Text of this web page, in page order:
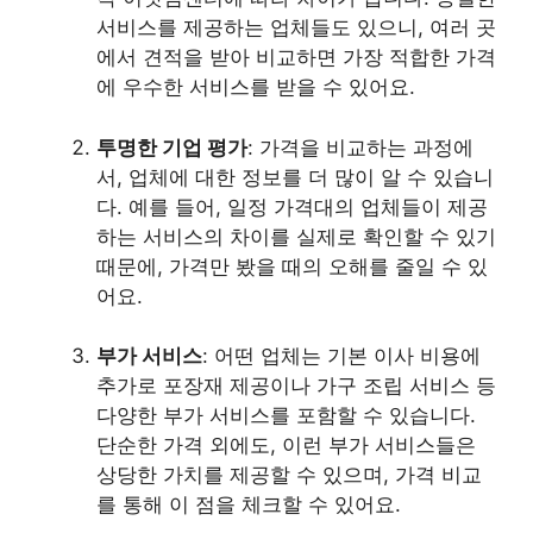
서비스를 제공하는 업체들도 있으니, 여러 곳
에서 견적을 받아 비교하면 가장 적합한 가격
에 우수한 서비스를 받을 수 있어요.
투명한 기업 평가: 가격을 비교하는 과정에
서, 업체에 대한 정보를 더 많이 알 수 있습니
다. 예를 들어, 일정 가격대의 업체들이 제공
하는 서비스의 차이를 실제로 확인할 수 있기
때문에, 가격만 봤을 때의 오해를 줄일 수 있
어요.
부가 서비스: 어떤 업체는 기본 이사 비용에
추가로 포장재 제공이나 가구 조립 서비스 등
다양한 부가 서비스를 포함할 수 있습니다.
단순한 가격 외에도, 이런 부가 서비스들은
상당한 가치를 제공할 수 있으며, 가격 비교
를 통해 이 점을 체크할 수 있어요.